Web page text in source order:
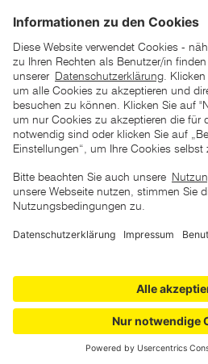
*der "statt"-Preis ist der
Tagen vor Beginn
unter den UVP Preisen
Copyright © 2026 ZGONC. Alle